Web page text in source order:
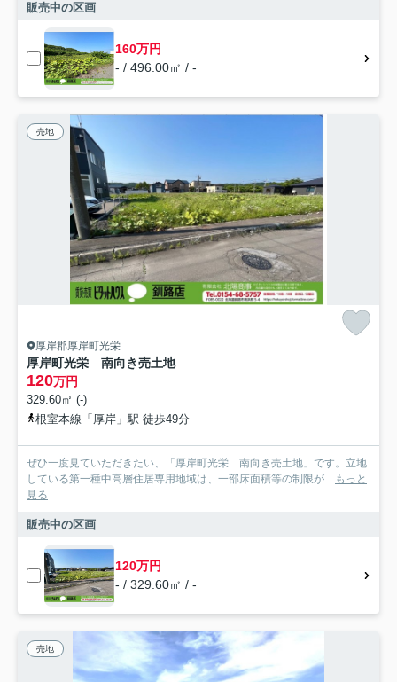
販売中の区画
160万円
- / 496.00㎡ / -
売地
厚岸郡厚岸町光栄
厚岸町光栄 南向き売土地
120万円
329.60㎡ (-)
根室本線「厚岸」駅 徒歩49分
ぜひ一度見ていただきたい、「厚岸町光栄 南向き売土地」です。立地
している第一種中高層住居専用地域は、一部床面積等の制限が... もっと
見る
販売中の区画
120万円
- / 329.60㎡ / -
売地